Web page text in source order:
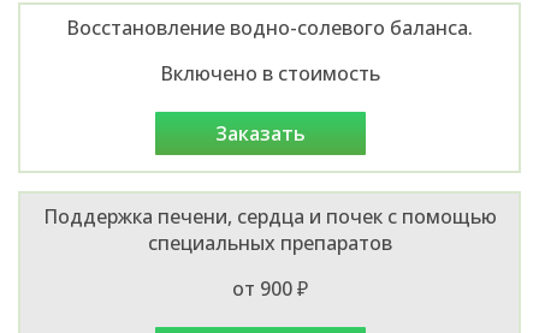
Восстановление водно-солевого баланса.
Включено в стоимость
заказать
Поддержка печени, сердца и почек с помощью
специальных препаратов
от 900 ₽